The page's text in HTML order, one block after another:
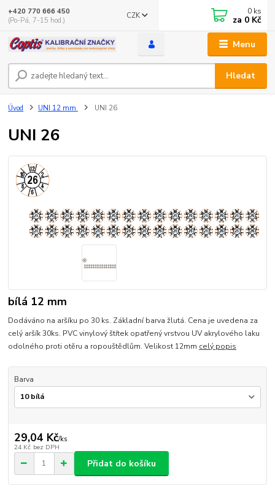
Menu
CZK
Hledat
+420 770 666 450
(Po-Pá, 7-15 hod.)
0 ks
za 0 Kč
Úvod UNI 12 mm UNI 26
UNI 26
bílá 12 mm
Dodáváno na aršíku po 30 ks. Základní barva žlutá. Cena je uvedena za
celý aršík 30ks. PVC vinylový štítek opatřený vrstvou UV akrylového laku
odolného proti otěru a ropouštědlům. Velikost 12mm celý popis
Barva
29,04 Kč/ks
24 Kč bez DPH
Přidat do košíku